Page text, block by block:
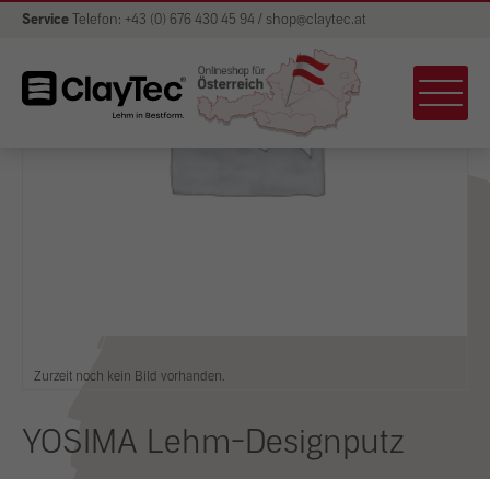
Service Telefon: +43 (0) 676 430 45 94 / shop@claytec.at
Zurzeit noch kein Bild vorhanden.
YOSIMA Lehm-Designputz